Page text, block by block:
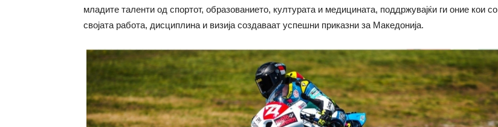
младите таленти од спортот, образованието, културата и медицината, поддржувајќи ги оние кои со
својата работа, дисциплина и визија создаваат успешни приказни за Македонија.